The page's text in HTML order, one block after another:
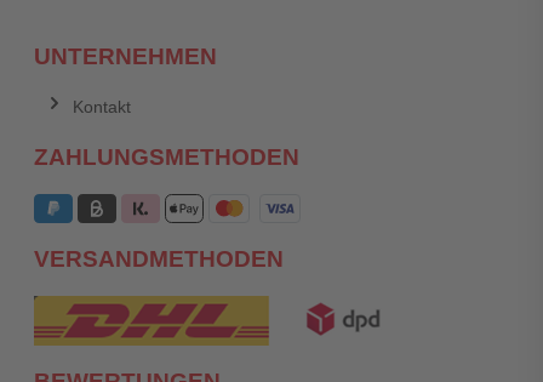
UNTERNEHMEN
Kontakt
ZAHLUNGSMETHODEN
VERSANDMETHODEN